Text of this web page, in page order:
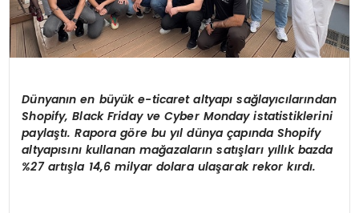
Dünyanın en büyük e-ticaret altyapısağlayıcılarından
Shopify, Black Friday ve Cyber Monday istatistiklerini
paylaştı. Rapora göre bu yıl dünyaçapında Shopify
altyapısını kullanan mağazaların satışları yıllık bazda
%27 artışla 14,6 milyar dolara ulaşarak rekor kırdı.